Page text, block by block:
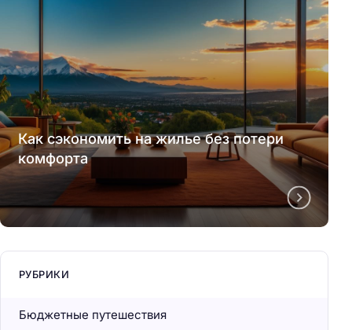
Как сэкономить на жилье без потери
комфорта
РУБРИКИ
Бюджетные путешествия